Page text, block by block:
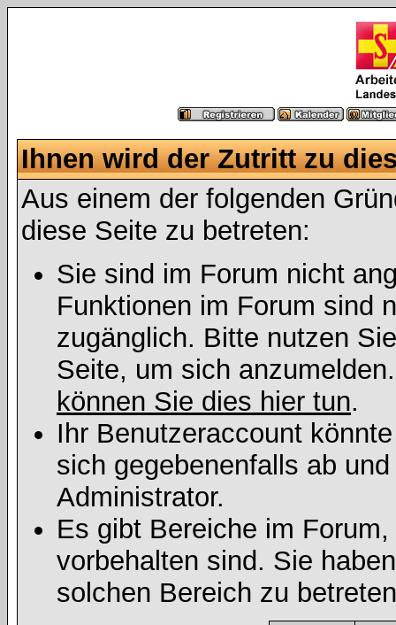
Ihnen wird der Zutritt zu
Aus einem der folgenden
diese Seite zu betreten:
Sie sind im Forum nicht
Funktionen im Forum sind
zugänglich. Bitte nutzen
Seite, um sich
können Sie dies hier tun.
Ihr Benutzeraccount
sich gegebenenfalls ab
Administrator.
Es gibt Bereiche im
vorbehalten sind. Sie
solchen Bereich zu